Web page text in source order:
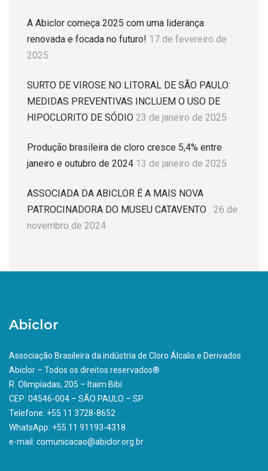
A Abiclor começa 2025 com uma liderança
renovada e focada no futuro! 17 de fevereiro de
2025
SURTO DE VIROSE NO LITORAL DE SÃO PAULO:
MEDIDAS PREVENTIVAS INCLUEM O USO DE
HIPOCLORITO DE SÓDIO 23 de janeiro de 2025
Produção brasileira de cloro cresce 5,4% entre
janeiro e outubro de 2024 13 de janeiro de 2025
ASSOCIADA DA ABICLOR É A MAIS NOVA
PATROCINADORA DO MUSEU CATAVENTO
26 de
novembro de 2024
Abiclor
Associação Brasileira da indústria de Cloro Álcalis e Derivados
Abiclor – Todos os direitos reservados®
R. Olimpíadas, 205 – Itaim Bibi
CEP: 04546-004 – SÃO PAULO – SP
Telefone: +55 11 3728-8652
WhatsApp: +55 11 91193-4318
e-mail: comunicacao@abiclor.org.br